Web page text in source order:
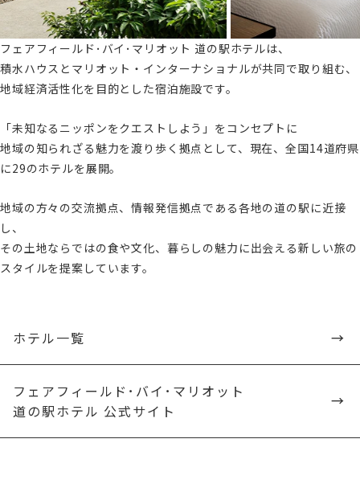
フェアフィールド･バイ･マリオット 道の駅ホテルは、
積水ハウスとマリオット・インターナショナルが共同で取り組む、
地域経済活性化を目的とした宿泊施設です。
「未知なるニッポンをクエストしよう」をコンセプトに
地域の知られざる魅力を渡り歩く拠点として、現在、全国14道府県
に29のホテルを展開。
地域の方々の交流拠点、情報発信拠点である各地の道の駅に近接
し、
その土地ならではの食や文化、暮らしの魅力に出会える新しい旅の
スタイルを提案しています。
ホテル一覧 →
フェアフィールド･バイ･マリオット
道の駅ホテル 公式サイト
→